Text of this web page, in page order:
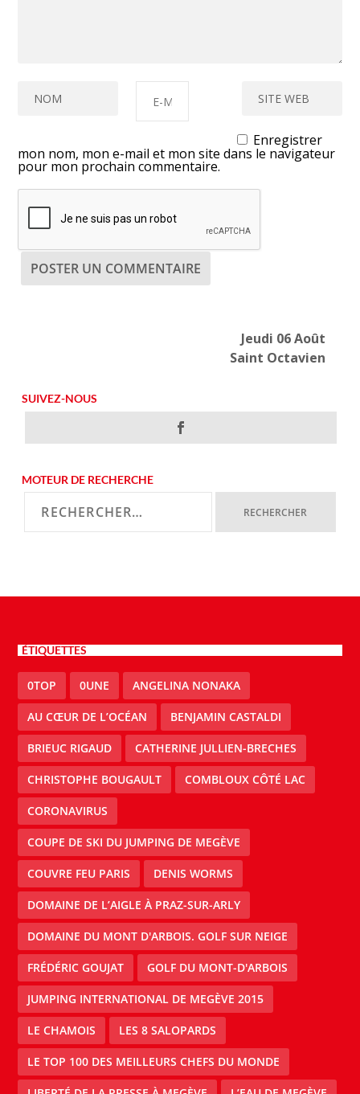
Enregistrer
mon nom, mon e-mail et mon site dans le navigateur
pour mon prochain commentaire.
Jeudi 06 Août
Saint Octavien
SUIVEZ-NOUS
MOTEUR DE RECHERCHE
ÉTIQUETTES
0TOP 0UNE ANGELINA NONAKA
AU CŒUR DE L’OCÉAN BENJAMIN CASTALDI
BRIEUC RIGAUD CATHERINE JULLIEN-BRECHES
CHRISTOPHE BOUGAULT COMBLOUX CÔTÉ LAC
CORONAVIRUS
COUPE DE SKI DU JUMPING DE MEGÈVE
COUVRE FEU PARIS DENIS WORMS
DOMAINE DE L’AIGLE À PRAZ-SUR-ARLY
DOMAINE DU MONT D'ARBOIS. GOLF SUR NEIGE
FRÉDÉRIC GOUJAT GOLF DU MONT-D'ARBOIS
JUMPING INTERNATIONAL DE MEGÈVE 2015
LE CHAMOIS LES 8 SALOPARDS
LE TOP 100 DES MEILLEURS CHEFS DU MONDE